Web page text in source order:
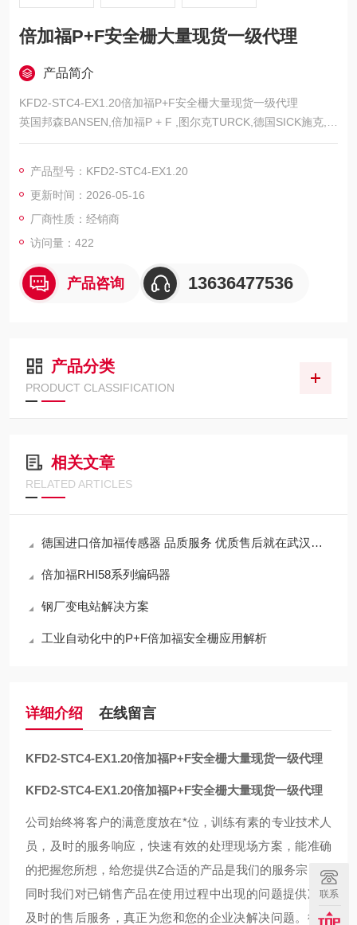
倍加福P+F安全栅大量现货一级代理
产品简介
KFD2-STC4-EX1.20倍加福P+F安全栅大量现货一级代理
英国邦森BANSEN,倍加福P + F ,图尔克TURCK,德国SICK施克,瑞
士宜科ELCO编码器, KOYO光洋编码器.德国库伯勒 kuebler,德国
MTL安全栅,施耐德PLC,西门子PLC,格立特变频
产品型号：KFD2-STC4-EX1.20
更新时间：2026-05-16
厂商性质：经销商
访问量：422
产品咨询 13636477536
产品分类
PRODUCT CLASSIFICATION
相关文章
RELATED ARTICLES
德国进口倍加福传感器 品质服务 优质售后就在武汉西尔福
倍加福RHI58系列编码器
钢厂变电站解决方案
工业自动化中的P+F倍加福安全栅应用解析
详细介绍 在线留言
KFD2-STC4-EX1.20倍加福P+F安全栅大量现货一级代理
KFD2-STC4-EX1.20倍加福P+F安全栅大量现货一级代理
公司始终将客户的满意度放在*位，训练有素的专业技术人
员，及时的服务响应，快速有效的处理现场方案，能准确
的把握您所想，给您提供Z合适的产品是我们的服务宗旨。
同时我们对已销售产品在使用过程中出现的问题提供准确
及时的售后服务，真正为您和您的企业决解决问题。德国
联系